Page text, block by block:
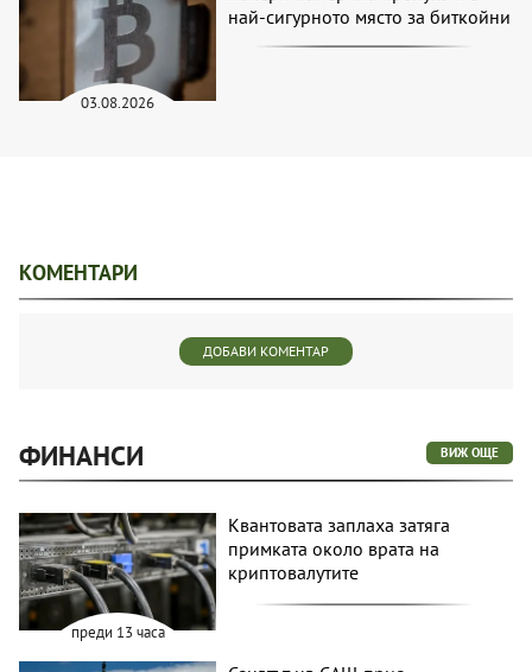
03.08.2026
най-сигурното място за биткойни
КОМЕНТАРИ
ДОБАВИ КОМЕНТАР
ФИНАНСИ ВИЖ ОЩЕ
преди 13 часа
Квантовата заплаха затяга
примката около врата на
криптовалутите